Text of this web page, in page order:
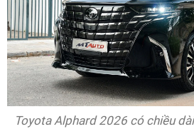
Toyota Alphard 2026 có chiều